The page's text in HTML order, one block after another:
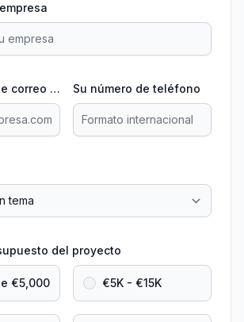
Su dirección de correo electrónico Su número de teléfono
del proyecto
€5,000 €5K - €15K